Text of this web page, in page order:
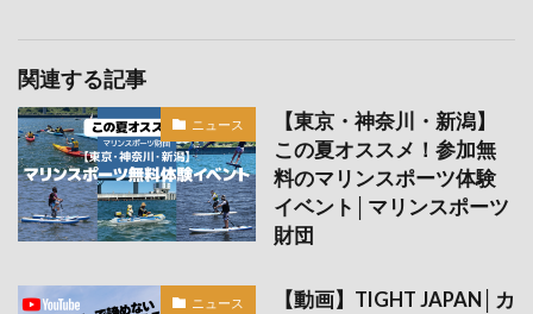
関連する記事
ニュース
【東京・神奈川・新潟】
この夏オススメ！参加無
料のマリンスポーツ体験
イベント│マリンスポーツ
財団
ニュース
【動画】TIGHT JAPAN│カ